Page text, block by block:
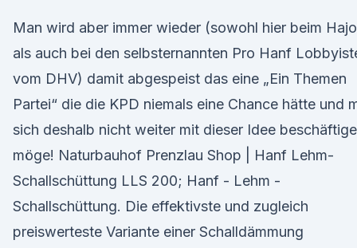
Man wird aber immer wieder (sowohl hier beim Hajo
als auch bei den selbsternannten Pro Hanf
vom DHV) damit abgespeist das eine „Ein Themen
Partei“ die die KPD niemals eine Chance hätte und
sich deshalb nicht weiter mit dieser Idee
möge! Naturbauhof Prenzlau Shop | Hanf Lehm-
Schallschüttung LLS 200; Hanf - Lehm -
Schallschüttung. Die effektivste und zugleich
preiswerteste Variante einer Schalldämmung